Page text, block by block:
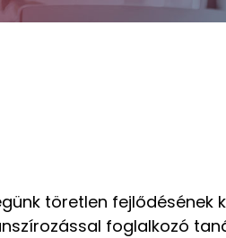
töretlen
foglalkozó